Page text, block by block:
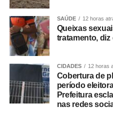
O evento marca ainda os 40
Jorge Amado, instituição
difusão da literatura e da
A programação é gratuita.
Fonte: EBC Cultura
SAÚDE 12 horas
Queixas
tratamento,
CIDADES 12 horas
Cobertura de
período
Prefeitura
nas redes